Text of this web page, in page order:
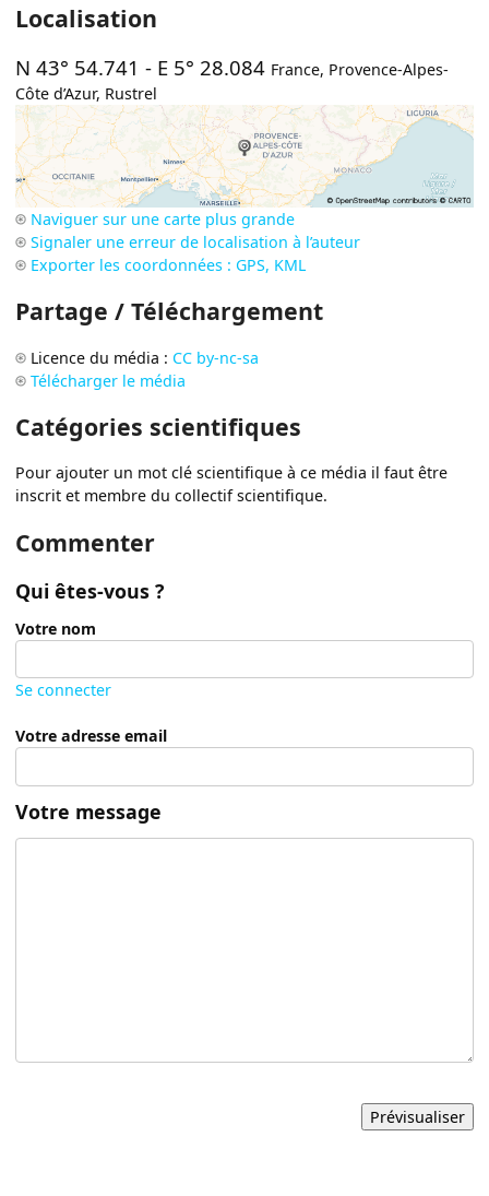
Localisation
N 43° 54.741 - E 5° 28.084 France, Provence-Alpes-
Côte d’Azur, Rustrel
Naviguer sur une carte plus grande
Signaler une erreur de localisation à l’auteur
Exporter les coordonnées : GPS, KML
Partage / Téléchargement
Licence du média : CC by-nc-sa
Télécharger le média
Catégories scientifiques
Pour ajouter un mot clé scientifique à ce média il faut être
inscrit et membre du collectif scientifique.
Commenter
Qui êtes-vous ?
Votre nom
Se connecter
Votre adresse email
Votre message